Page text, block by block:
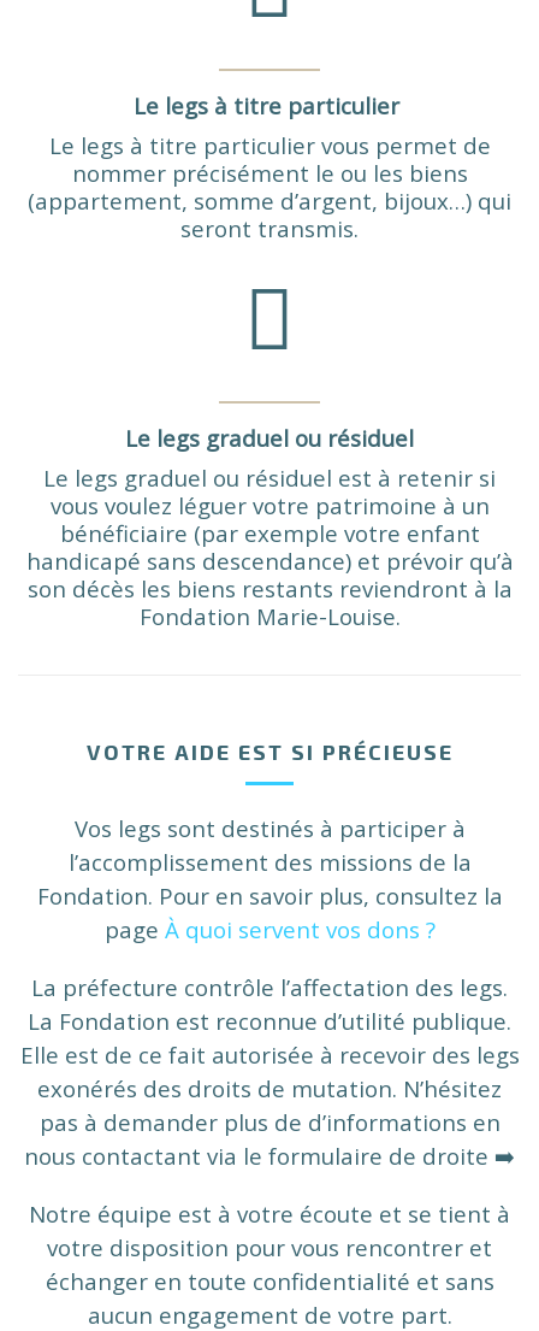
Le legs à titre particulier
Le legs à titre particulier vous permet de
nommer précisément le ou les biens
(appartement, somme d’argent, bijoux…) qui
seront transmis.
Le legs graduel ou résiduel
Le legs graduel ou résiduel est à retenir si
vous voulez léguer votre patrimoine à un
bénéficiaire (par exemple votre enfant
handicapé sans descendance) et prévoir qu’à
son décès les biens restants reviendront à la
Fondation Marie-Louise.
VOTRE AIDE EST SI PRÉCIEUSE
Vos legs sont destinés à participer à
l’accomplissement des missions de la
Fondation. Pour en savoir plus, consultez la
page À quoi servent vos dons ?
La préfecture contrôle l’affectation des legs.
La Fondation est reconnue d’utilité publique.
Elle est de ce fait autorisée à recevoir des legs
exonérés des droits de mutation. N’hésitez
pas à demander plus de d’informations en
nous contactant via le formulaire de droite ➡️
Notre équipe est à votre écoute et se tient à
votre disposition pour vous rencontrer et
échanger en toute confidentialité et sans
aucun engagement de votre part.